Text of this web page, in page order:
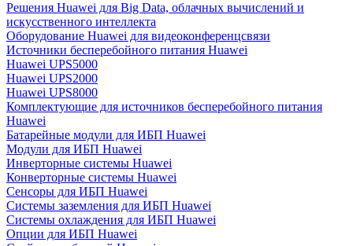
Решения Huawei для Big Data, облачных вычислений и
искусственного интеллекта
Оборудование Huawei для видеоконференцсвязи
Источники бесперебойного питания Huawei
Huawei UPS5000
Huawei UPS2000
Huawei UPS8000
Комплектующие для источников бесперебойного питания
Huawei
Батарейные модули для ИБП Huawei
Модули для ИБП Huawei
Инверторные системы Huawei
Конверторные системы Huawei
Сенсоры для ИБП Huawei
Системы заземления для ИБП Huawei
Системы охлаждения для ИБП Huawei
Опции для ИБП Huawei